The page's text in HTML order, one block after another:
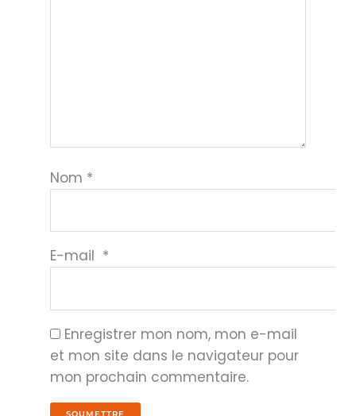
Nom *
E-mail *
Enregistrer mon nom, mon e-mail
et mon site dans le navigateur pour
mon prochain commentaire.